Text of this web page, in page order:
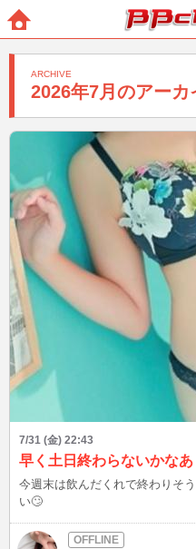
2026年7月のアーカ
ARCHIVE
7/31 (金) 22:43
早く土日終わらないかなあ
今週末は飲んだくれで終わりそ
い🙄